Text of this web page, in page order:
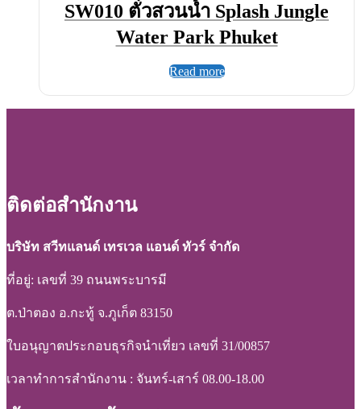
SW010 ตั๋วสวนน้ำ Splash Jungle
Water Park Phuket
Read more
ติดต่อสำนักงาน
บริษัท สวีทแลนด์ เทรเวล แอนด์ ทัวร์ จำกัด
ที่อยู่: เลขที่ 39 ถนนพระบารมี
ต.ป่าตอง อ.กะทู้ จ.ภูเก็ต 83150
ใบอนุญาตประกอบธุรกิจนำเที่ยว เลขที่ 31/00857
เวลาทำการสำนักงาน : จันทร์-เสาร์ 08.00-18.00